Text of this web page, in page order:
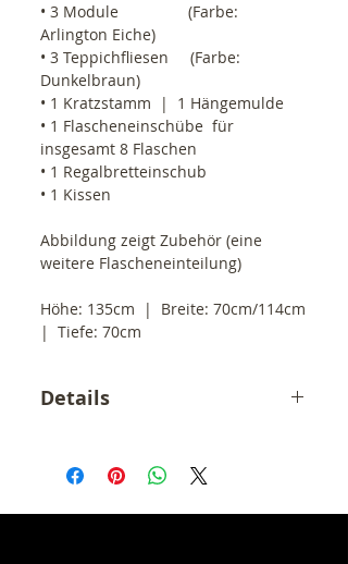
• 3 Module                (Farbe:
Arlington Eiche)
• 3 Teppichfliesen     (Farbe:
Dunkelbraun)
• 1 Kratzstamm  |  1 Hängemulde
• 1 Flascheneinschübe  für
insgesamt 8 Flaschen
• 1 Regalbretteinschub
• 1 Kissen
Abbildung zeigt Zubehör (eine
weitere Flascheneinteilung)
Höhe: 135cm  |  Breite: 70cm/114cm
|  Tiefe: 70cm
Details
Endpreis inkl. 19% MwSt.
zzgl. Versandkosten (55,- €)